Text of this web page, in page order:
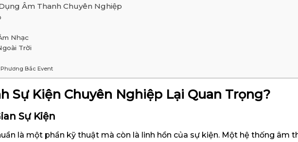
Âm Thanh Chuyên Nghiệp
Nhạc
Trời
Bắc Event
Sự Kiện Chuyên Nghiệp Lại Quan Trọng?
Sự Kiện
là một phần kỹ thuật mà còn là linh hồn của sự kiện. Một hệ thống âm